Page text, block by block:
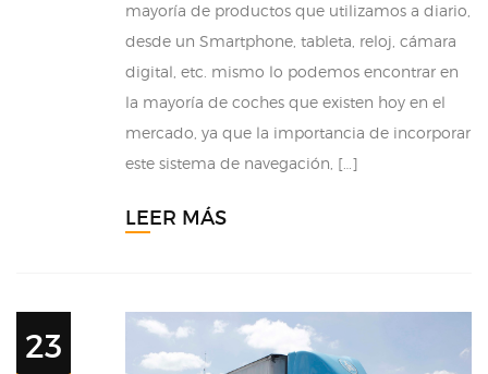
mayoría de productos que utilizamos a diario,
desde un Smartphone, tableta, reloj, cámara
digital, etc. mismo lo podemos encontrar en
la mayoría de coches que existen hoy en el
mercado, ya que la importancia de incorporar
este sistema de navegación, […]
LEER MÁS
23